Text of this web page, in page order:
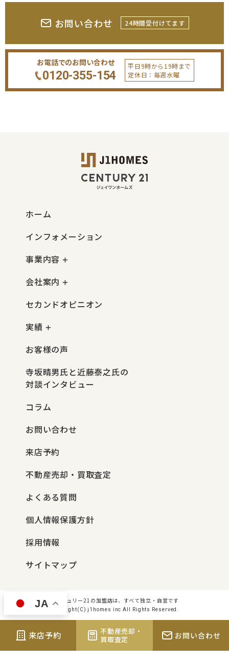
お問い合わせ 24時間受付けてます
お電話でのお問い合わせ
0120-355-154
平日9時から19時まで
定休日：毎週水曜
ホーム
インフォメーション
事業内容
会社案内
セカンドオピニオン
実績
お客様の声
寺坂晴男氏と近藤泰之氏の
対談インタビュー
コラム
お問い合わせ
来店予約
不動産売却・買取査定
よくある質問
個人情報保護方針
採用情報
サイトマップ
センチュリー21の加盟店は、すべて独立・自営です
Copyright(C) j1homes inc All Rights Reserved.
来店予約
不動産売却・
買取査定
お問い合わせ
JA